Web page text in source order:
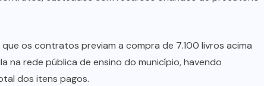
os contratos previam a compra de 7.100 livros acima
na rede pública de ensino do município, havendo
dos itens pagos.